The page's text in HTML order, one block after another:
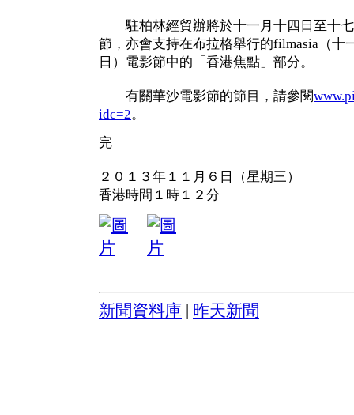
駐柏林經貿辦將於十一月十四日至十七
節，亦會支持在布拉格舉行的filmasia（十
日）電影節中的「香港焦點」部分。
有關華沙電影節的節目，請參閱
idc=2。
完
２０１３年１１月６日（星期三）
香港時間１時１２分
新聞資料庫 昨天新聞